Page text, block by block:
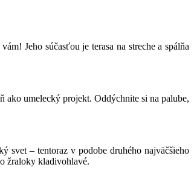
Jeho súčasťou je terasa na streche a spálňa
ako umelecký projekt. Oddýchnite si na palube,
svet – tentoraz v podobe druhého najväčšieho
žraloky kladivohlavé.